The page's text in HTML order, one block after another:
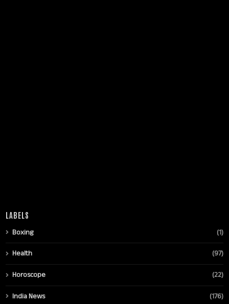
LABELS
Boxing (1)
Health (97)
Horoscope (22)
India News (176)